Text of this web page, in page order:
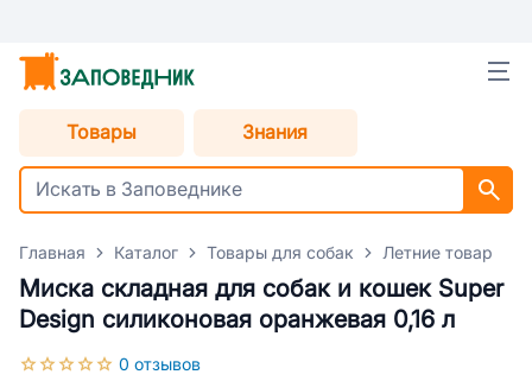
Товары Знания
Главная Каталог Товары для собак Летние товары
Миска складная для собак и кошек Super
Design силиконовая оранжевая 0,16 л
0 отзывов